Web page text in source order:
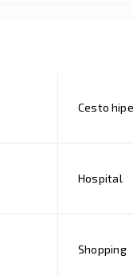
Cesto
Hospital
Shopping